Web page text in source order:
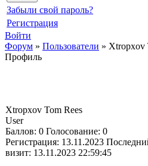
Забыли свой пароль?
Регистрация
Войти
Форум » Пользователи » Xtropxov
Профиль
Xtropxov Tom Rees
User
Баллов: 0 Голосование: 0
Регистрация: 13.11.2023
визит: 13.11.2023 22:59:45